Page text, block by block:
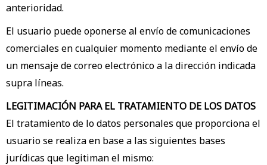
anterioridad.
El usuario puede oponerse al envío de comunicaciones
comerciales en cualquier momento mediante el envío de
un mensaje de correo electrónico a la dirección indicada
supra líneas.
LEGITIMACIÓN PARA EL TRATAMIENTO DE LOS DATOS
El tratamiento de lo datos personales que proporciona el
usuario se realiza en base a las siguientes bases
jurídicas que legitiman el mismo: